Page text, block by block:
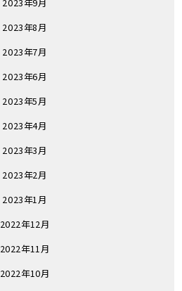
2023年9月
2023年8月
2023年7月
2023年6月
2023年5月
2023年4月
2023年3月
2023年2月
2023年1月
2022年12月
2022年11月
2022年10月